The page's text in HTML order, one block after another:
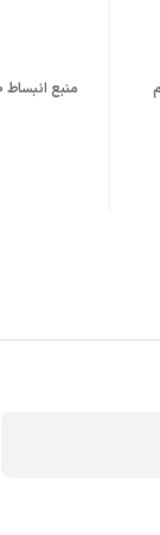
منبع انبساط 50 لیتری لئو مدل FTT